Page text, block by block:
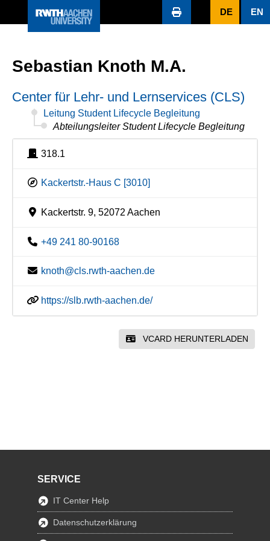
DE EN
Sebastian Knoth M.A.
Center für Lehr- und Lernservices (CLS)
Leitung Student Lifecycle Begleitung
Abteilungsleiter Student Lifecycle Begleitung
318.1
Kackertstr.-Haus C [3010]
Kackertstr. 9, 52072 Aachen
+49 241 80-90168
knoth@cls.rwth-aachen.de
https://slb.rwth-aachen.de/
VCARD HERUNTERLADEN
SERVICE
IT Center Help
Datenschutzerklärung